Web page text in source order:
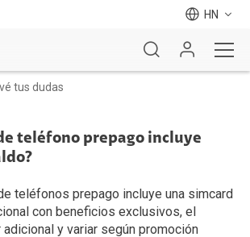
HN
tus dudas
teléfono prepago incluye
teléfonos prepago incluye una simcard
con beneficios exclusivos, el
y variar según promoción